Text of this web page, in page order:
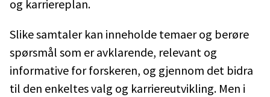
og karriereplan.
Slike samtaler kan inneholde temaer og berøre
spørsmål som er avklarende, relevant og
informative for forskeren, og gjennom det bidra
til den enkeltes valg og karriereutvikling. Men i